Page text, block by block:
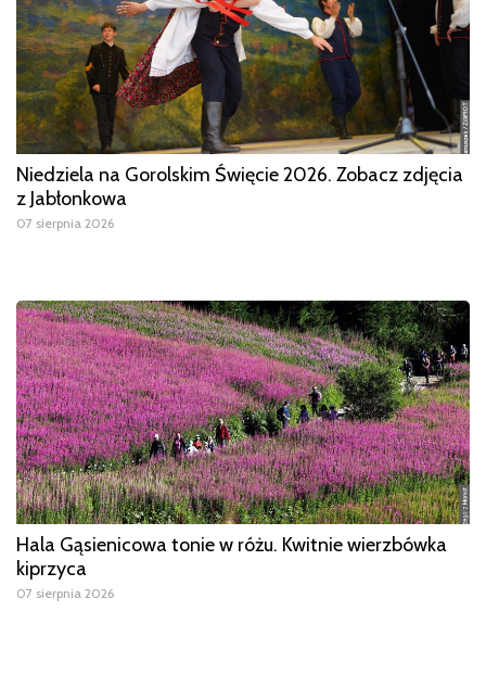
Niedziela na Gorolskim Święcie 2026. Zobacz zdjęcia
z Jabłonkowa
07 sierpnia 2026
Hala Gąsienicowa tonie w różu. Kwitnie wierzbówka
kiprzyca
07 sierpnia 2026